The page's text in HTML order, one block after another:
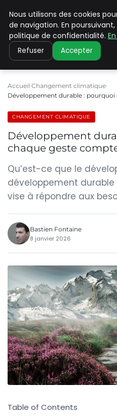
CLIMATE C
Accueil Changement climatique
Développement durable :
CHANGEMENT CLIMATIQUE
Développement
chaque geste
Qu’est-ce que le
développement
vise à répondre aux
Bastien Fontaine
8 janvier 2026
Table of Contents
Nous utilisons des cookies
de navigation. En
politique de confidentialité.
Refuser Accepter